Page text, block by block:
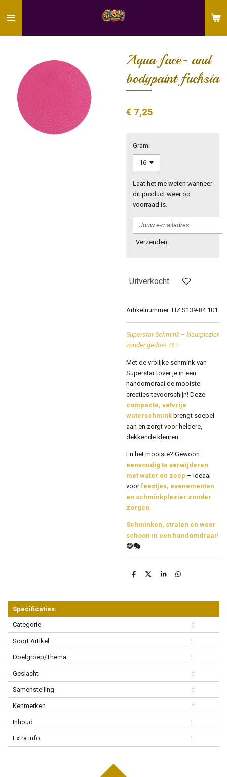
direct
Aqua face- and
bodypaint fuchsia
€ 7,25
Gram:
Laat het me weten wanneer
dit product weer op
voorraad is.
Verzenden
Uitverkocht
Artikelnummer: HZ.S139-84.101
Superstar Schmink – kleurplezier
zonder gedoe! 🎨✨
Met de vrolijke schmink van
Superstartover je in een
handomdraai de mooiste
creaties tevoorschijn! Deze
compacte, vetvrije
waterschmink brengt soepel
aan en zorgt voor heldere,
dekkende kleuren.
En het mooiste? Gewoon
eenvoudig te verwijderen
met water en zeep – ideaal
voorfeestjes, evenementen
en schminkplezier zonder
zorgen
Schminken, stralen en weer
schoon in een handomdraai!
😄🎭
D
n
D
S
e
D
n
Specificaties:
Categorie :
Soort Artikel :
Doelgroep/Thema :
Geslacht :
Samenstelling :
Kenmerken :
Inhoud :
Extra info :